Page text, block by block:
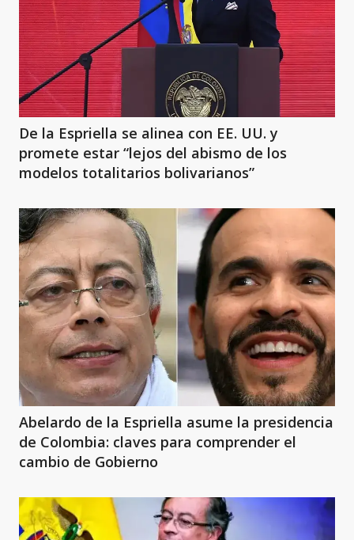
De la Espriella se alinea con EE. UU. y
promete estar “lejos del abismo de los
modelos totalitarios bolivarianos”
Abelardo de la Espriella asume la presidencia
de Colombia: claves para comprender el
cambio de Gobierno